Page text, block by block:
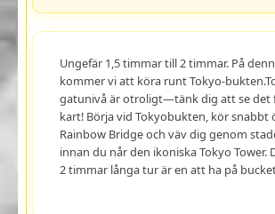
Ungefär 1,5 timmar till 2 timmar. På
kommer vi att köra runt Tokyo-
gatunivå är otroligt—tänk dig att se det
kart! Börja vid Tokyobukten, kör snabbt
Rainbow Bridge och väv dig genom
innan du når den ikoniska Tokyo Tower.
2 timmar långa tur är en att ha på